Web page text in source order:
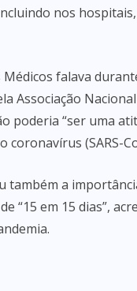
nos
falava
Associação
poderia “ser uma
(SARS-
também a
“15 em 15 dias”,